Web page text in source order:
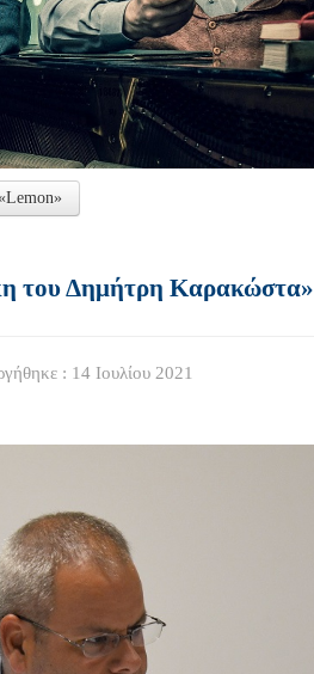
του Δημήτρη Καρακώστα»
: 14 Ιουλίου 2021